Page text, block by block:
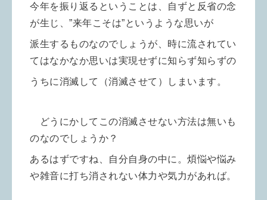
今年を振り返るということは、自ずと反省の念
が生じ、”来年こそは”というような思いが
派生するものなのでしょうが、時に流されてい
てはなかなか思いは実現せずに知らず知らずの
うちに消滅して（消滅させて）しまいます。
どうにかしてこの消滅させない方法は無いも
のなのでしょうか？
あるはずですね、自分自身の中に。煩悩や悩み
や雑音に打ち消されない体力や気力があれば。